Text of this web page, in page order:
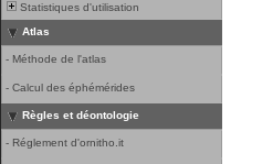
Statistiques d'utilisation
Atlas
- Méthode de l'atlas
- Calcul des éphémérides
Règles et déontologie
- Réglement d'ornitho.it